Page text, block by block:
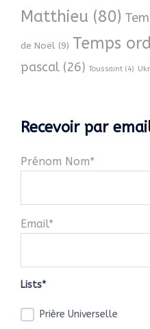
Matthieu (80)
de Noël (9) Temps
pascal (26) Toussaint (4)
Recevoir par
Prénom Nom*
Email*
Lists*
Prière Universelle